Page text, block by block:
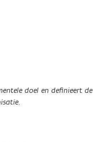
doel en definieert de